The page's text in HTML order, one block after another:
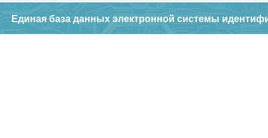
Единая база данных электронной системы